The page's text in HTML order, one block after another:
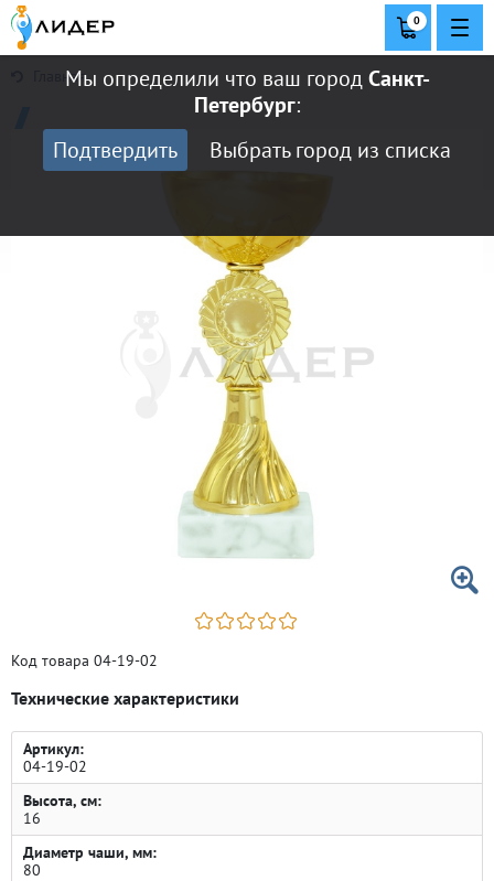
Мы определили что ваш городСанкт-
Петербург:
Подтвердить
Выбрать город из списка
0
Главная
Код товара 04-19-02
Технические характеристики
Артикул:
04-19-02
Высота, см:
16
Диаметр чаши, мм:
80